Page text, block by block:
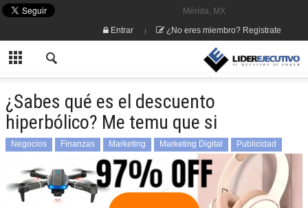
Mérida, MX
Entrar
¿No eres miembro? Registrate
¿Sabes qué es el descuento
hiperbólico? Me temu que si
Negocios Finanzas Marketing Marketing Digital Publicidad